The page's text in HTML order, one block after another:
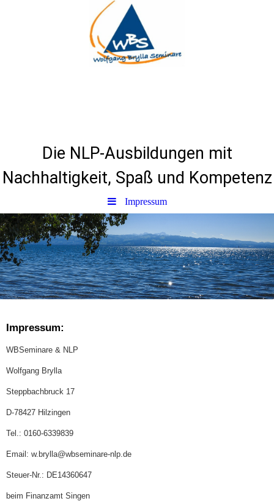
Die NLP-Ausbildungen mit
Nachhaltigkeit, Spaß und Kompetenz
Impressum
Impressum:
WBSeminare & NLP
Wolfgang Brylla
Steppbachbruck 17
D-78427 Hilzingen
Tel.: 0160-6339839
Email: w.brylla@wbseminare-nlp.de
Steuer-Nr.: DE14360647
beim Finanzamt Singen